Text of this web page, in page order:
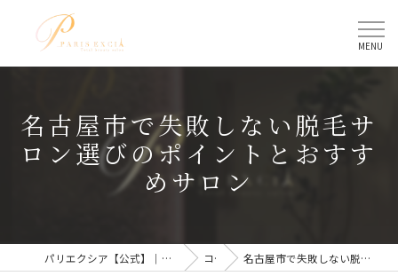
名古屋市で失敗しない脱毛サ
ロン選びのポイントとおすす
めサロン
パリエクシア【公式】｜名古屋駅のトータルビューティーサロン コラム 名古屋市で失敗しない脱毛サロン選びのポイントとおすすめサロン